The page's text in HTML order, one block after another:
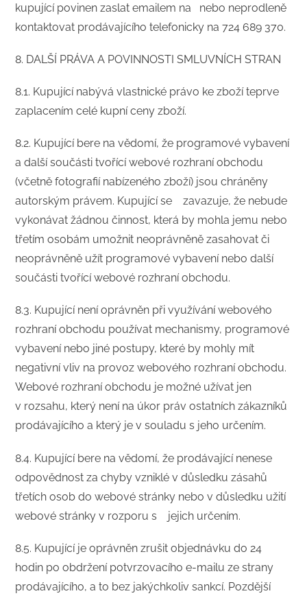
kupující povinen zaslat emailem na nebo neprodleně
kontaktovat prodávajícího telefonicky na 724 689 370.
8. DALŠÍ PRÁVA A POVINNOSTI SMLUVNÍCH STRAN
​8.1. Kupující nabývá vlastnické právo ke zboží teprve
zaplacením celé kupní ceny zboží.
8.2. Kupující bere na vědomí, že programové vybavení
a další součásti tvořící webové rozhraní obchodu
(včetně fotografií nabízeného zboží) jsou chráněny
autorským právem. Kupující se zavazuje, že nebude
vykonávat žádnou činnost, která by mohla jemu nebo
třetím osobám umožnit neoprávněně zasahovat či
neoprávněně užít programové vybavení nebo další
součásti tvořící webové rozhraní obchodu.
8.3. Kupující není oprávněn při využívání webového
rozhraní obchodu používat mechanismy, programové
vybavení nebo jiné postupy, které by mohly mít
negativní vliv na provoz webového rozhraní obchodu.
Webové rozhraní obchodu je možné užívat jen
v rozsahu, který není na úkor práv ostatních zákazníků
prodávajícího a který je v souladu s jeho určením.
8.4. Kupující bere na vědomí, že prodávající nenese
odpovědnost za chyby vzniklé v důsledku zásahů
třetích osob do webové stránky nebo v důsledku užití
webové stránky v rozporu s jejich určením.
8.5. Kupující je oprávněn zrušit objednávku do 24
hodin po obdržení potvrzovacího e-mailu ze strany
prodávajícího, a to bez jakýchkoliv sankcí. Pozdější